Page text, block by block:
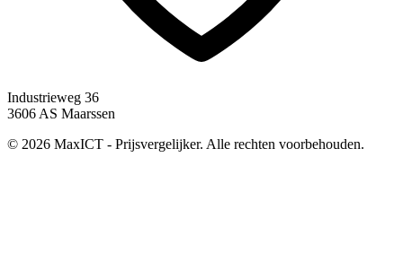
Industrieweg 36
3606 AS Maarssen
© 2026 MaxICT - Prijsvergelijker. Alle rechten voorbehouden.